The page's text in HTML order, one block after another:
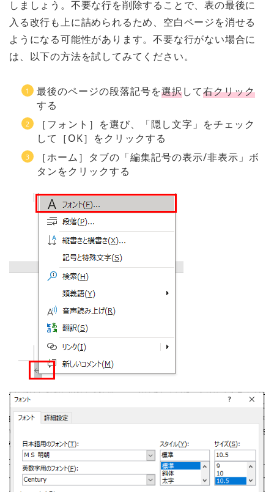
しましょう。不要な行を削除することで、表の最後に
入る改行も上に詰められるため、空白ページを消せる
ようになる可能性があります。不要な行がない場合に
は、以下の方法を試してみてください。
最後のページの段落記号を選択して右クリック
する
［フォント］を選び、「隠し文字」をチェック
して［OK］をクリックする
［ホーム］タブの「編集記号の表示/非表示」ボ
タンをクリックする